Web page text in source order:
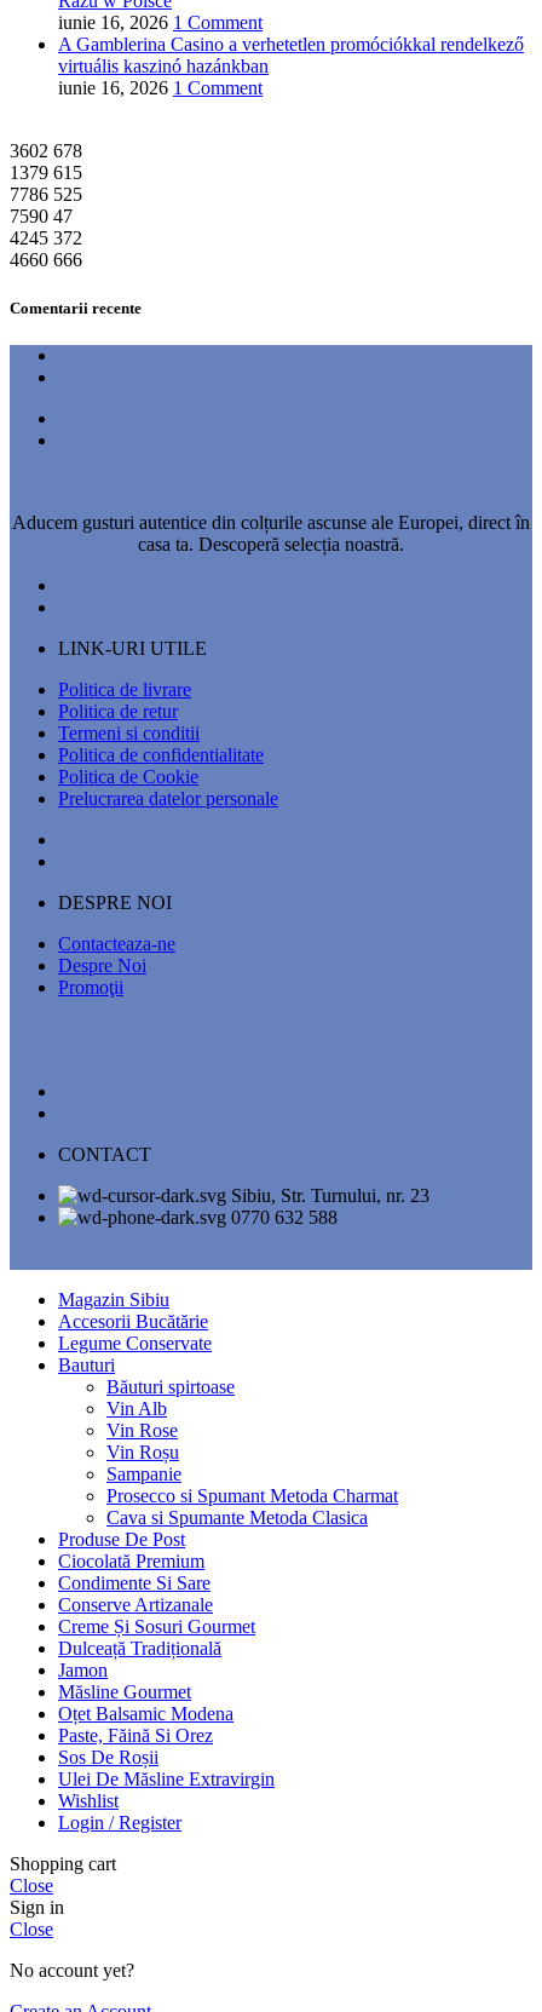
iunie 16, 2026 1 Comment
A Gamblerina Casino a verhetetlen promóciókkal rendelkező
virtuális kaszinó hazánkban
iunie 16, 2026 1 Comment
3602 678
1379 615
7786 525
7590 47
4245 372
4660 666
Comentarii recente
Aducem gusturi autentice din colțurile ascunse ale Europei, direct în
casa ta. Descoperă selecția noastră.
LINK-URI UTILE
Politica de livrare
Politica de retur
Termeni si conditii
Politica de confidentialitate
Politica de Cookie
Prelucrarea datelor personale
DESPRE NOI
Contacteaza-ne
Despre Noi
Promoţii
CONTACT
Sibiu, Str. Turnului, nr. 23
0770 632 588
Magazin Sibiu
Accesorii Bucătărie
Legume Conservate
Bauturi
Băuturi spirtoase
Vin Alb
Vin Rose
Vin Roșu
Sampanie
Prosecco si Spumant Metoda Charmat
Cava si Spumante Metoda Clasica
Produse De Post
Ciocolată Premium
Condimente Si Sare
Conserve Artizanale
Creme Și Sosuri Gourmet
Dulceață Tradițională
Jamon
Măsline Gourmet
Oțet Balsamic Modena
Paste, Făină Si Orez
Sos De Roșii
Ulei De Măsline Extravirgin
Wishlist
Login / Register
Shopping cart
Close
Sign in
Close
No account yet?